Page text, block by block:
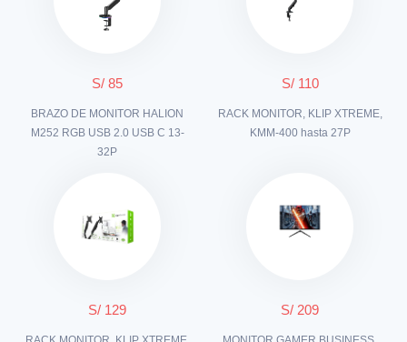
S/ 85
BRAZO DE MONITOR HALION
M252 RGB USB 2.0 USB C 13-
32P
S/ 110
RACK MONITOR, KLIP XTREME,
KMM-400 hasta 27P
S/ 129 S/ 209